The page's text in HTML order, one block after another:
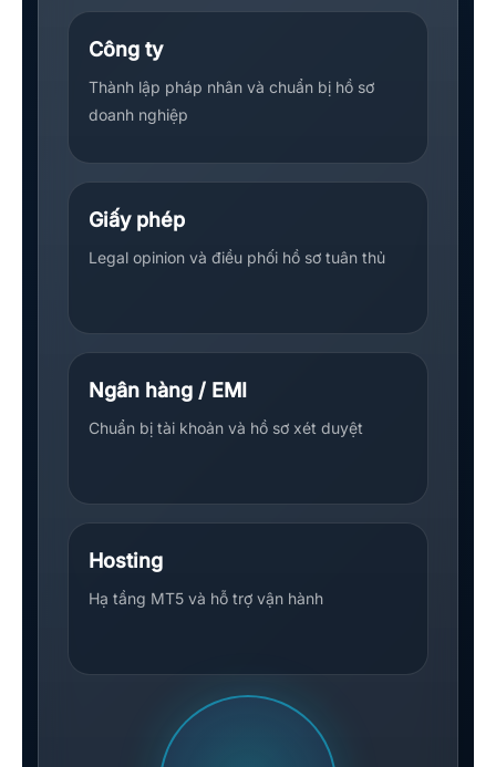
Công ty
Thành lập pháp nhân và chuẩn bị hồ sơ
doanh nghiệp
Giấy phép
Legal opinion và điều phối hồ sơ tuân thủ
Ngân hàng / EMI
Chuẩn bị tài khoản và hồ sơ xét duyệt
Hosting
Hạ tầng MT5 và hỗ trợ vận hành